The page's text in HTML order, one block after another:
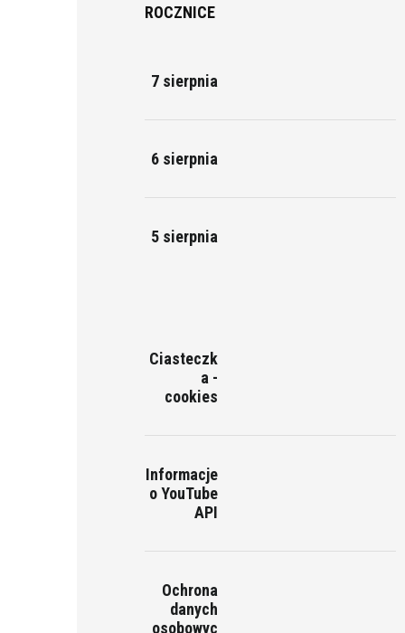
ROCZNICE
7 sierpnia
6 sierpnia
5 sierpnia
Ciasteczk
a -
cookies
Informacje
o YouTube
API
Ochrona
danych
osobowyc